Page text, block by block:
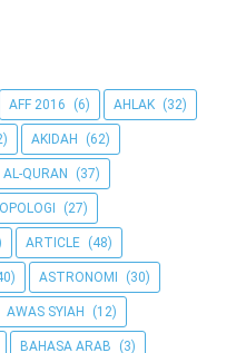
AFF 2016 (6) AHLAK (32)
AKIDAH (62)
AL-QURAN (37)
(27)
ARTICLE (48)
ASTRONOMI (30)
AWAS SYIAH (12)
BAHASA ARAB (3)